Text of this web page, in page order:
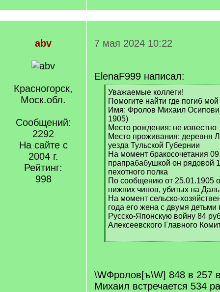
abv
Красногорск,
Моск.обл.
Сообщений:
2292
На сайте с
2004 г.
Рейтинг:
998
7 мая 2024 10:22
ElenaF999 написал:
[
q
]
Уважаемые коллеги!
Помогите найти где погиб
Имя: Фролов Михаил
1905)
Место рождения: не известно
Место проживания: деревня
уезда Тульской Губернии
На момент бракосочетания
прапрабабушкой он рядовой
пехотного полка
По сообщению от 25.01.1905
нижних чинов, убитых на
На момент сельско-
года его жена с двумя детьми
Русско-Японскую войну 84
Алексеевского Главного
[
\WФролов[ъ\W] 848 в 257
Михаил встречается 534